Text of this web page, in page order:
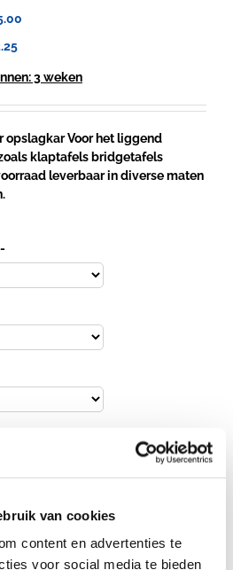
van cookies
content en advertenties te
voor social media te bieden
3 weken
opslagkarVoor het liggend
klaptafels bridgetafels
leverbaar in diverse maten